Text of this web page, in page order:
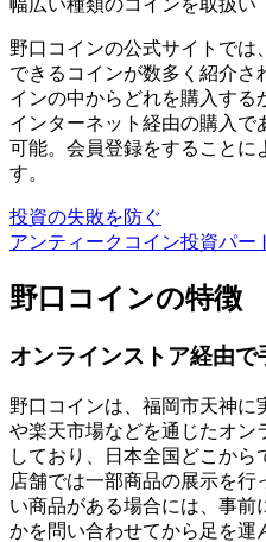
幅広い種類のコインを取扱い
野口コインの公式サイトでは
できるコインが数多く紹介さ
インの中からどれを購入する
インターネット経由の購入で
可能。会員登録をすることに
す。
投資の失敗を防ぐ
アンティークコイン投資パー
野口コインの特徴
オンラインストア経由
野口コインは、福岡市天神に
や楽天市場などを通じたオン
しており、
日本全国どこから
店舗では一部商品の展示を行
い商品がある場合には、事前
かを問い合わせてから足を運